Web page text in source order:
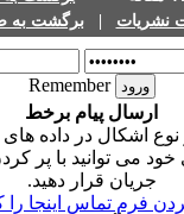
| برگشت به
Remember
ارسال پیام برخط
در داده های
می توانید با پر
جریان قرار دهید.
فرم تماس اینجا را